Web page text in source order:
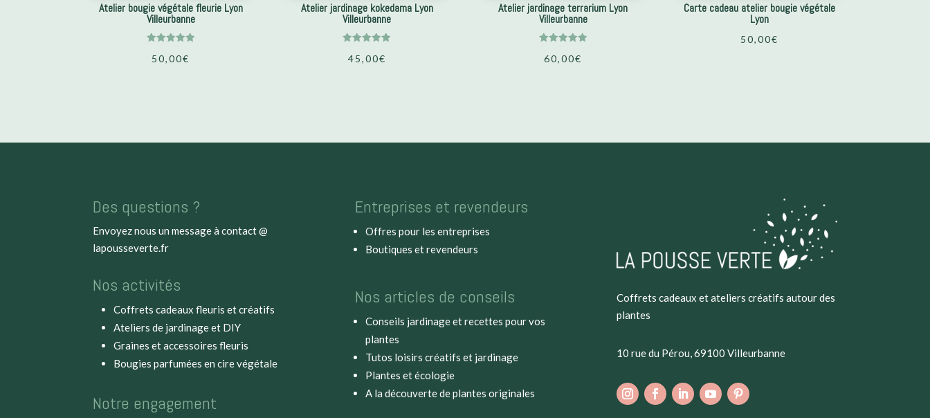
Atelier bougie végétale fleurie Lyon
Villeurbanne
5.00
50,00€
Atelier jardinage kokedama Lyon
Villeurbanne
4.95
45,00€
Atelier jardinage terrarium Lyon
Villeurbanne
5.00
60,00€
Carte cadeau atelier bougie végétale
Lyon
50,00€
Des questions ?
Envoyez nous un message à contact @
lapousseverte.fr
Nos activités
Coffrets cadeaux fleuris et créatifs
Ateliers de jardinage et DIY
Graines et accessoires fleuris
Bougies parfumées en cire végétale
Notre engagement
Entreprises et revendeurs
Offres pour les entreprises
Boutiques et revendeurs
Nos articles de conseils
Conseils jardinage et recettes pour vos
plantes
Tutos loisirs créatifs et jardinage
Plantes et écologie
A la découverte de plantes originales
Coffrets cadeaux et ateliers créatifs autour des
plantes
10 rue du Pérou, 69100 Villeurbanne